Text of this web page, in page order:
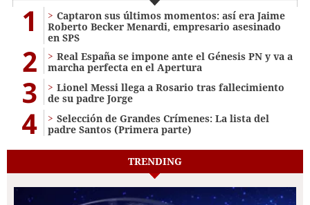
1
Captaron sus últimos momentos: así era Jaime
Roberto Becker Menardi​​​, empresario asesinado
en SPS
2
Real España se impone ante el Génesis PN y va a
marcha perfecta en el Apertura
3
Lionel Messi llega a Rosario tras fallecimiento
de su padre Jorge
4
Selección de Grandes Crímenes: La lista del
padre Santos (Primera parte)
TRENDING